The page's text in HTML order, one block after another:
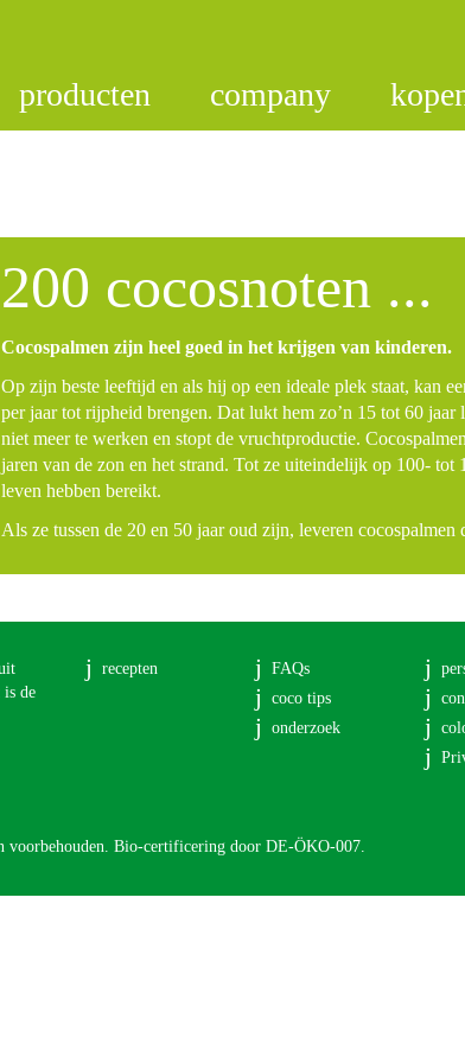
producten company
200 cocosnoten ...
Cocospalmen zijn heel goed in het krijgen van kinderen.
Op zijn beste leeftijd en als hij op een ideale plek staat, kan
per jaar tot rijpheid brengen. Dat lukt hem zo’n 15 tot 60
niet meer te werken en stopt de vruchtproductie.
jaren van de zon en het strand. Tot ze uiteindelijk op 100- tot
leven hebben bereikt.
Als ze tussen de 20 en 50 jaar oud zijn, leveren
is de
recepten
FAQs
coco tips
onderzoek
voorbehouden. Bio-certificering door DE-ÖKO-007.